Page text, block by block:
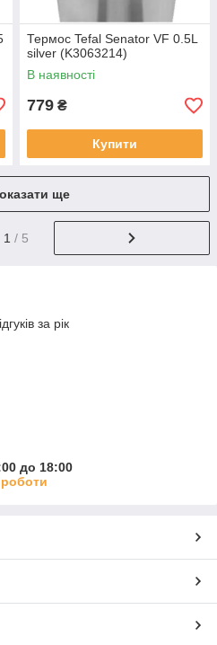
Термос Tefal Senator VF 0.5L
silver (K3063214)
В наявності
779 ₴
Купити
ще
1 / 5
за рік
до 18:00